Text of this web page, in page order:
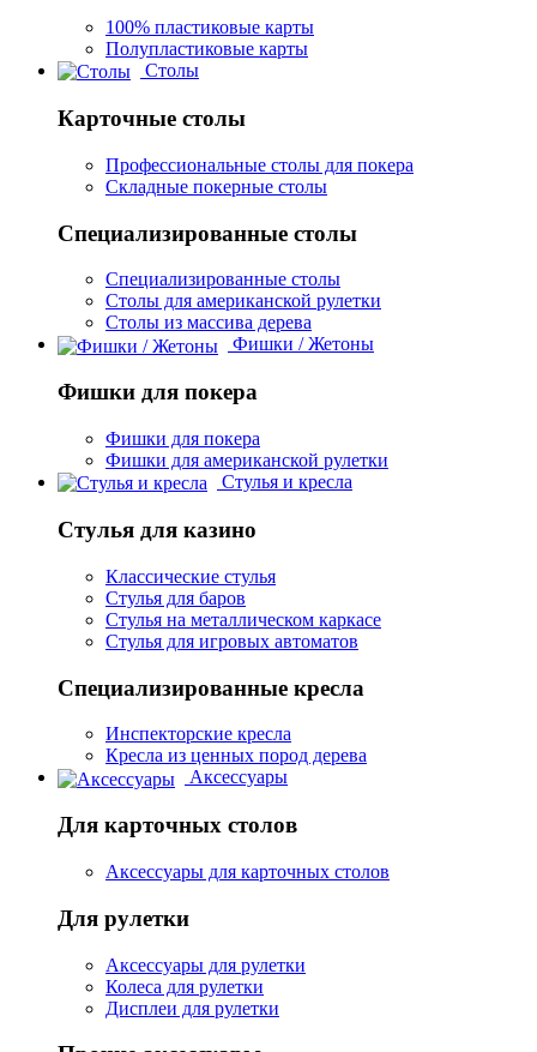
100% пластиковые карты
Полупластиковые карты
Столы
Карточные столы
Профессиональные столы для покера
Складные покерные столы
Специализированные столы
Специализированные столы
Столы для американской рулетки
Столы из массива дерева
Фишки / Жетоны
Фишки для покера
Фишки для покера
Фишки для американской рулетки
Стулья и кресла
Стулья для казино
Классические стулья
Стулья для баров
Стулья на металлическом каркасе
Стулья для игровых автоматов
Специализированные кресла
Инспекторские кресла
Кресла из ценных пород дерева
Аксессуары
Для карточных столов
Аксессуары для карточных столов
Для рулетки
Аксессуары для рулетки
Колеса для рулетки
Дисплеи для рулетки